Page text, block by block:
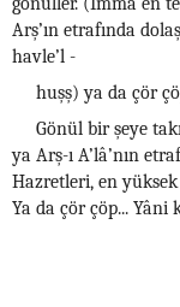
Arş’ın etrafında
havle’l -
huşş) ya da çör
Gönül bir şeye
ya Arş-ı A’lâ’nın
Hazretleri, en
Ya da çör çöp... Yâni